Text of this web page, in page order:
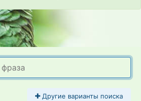
Другие варианты поиска